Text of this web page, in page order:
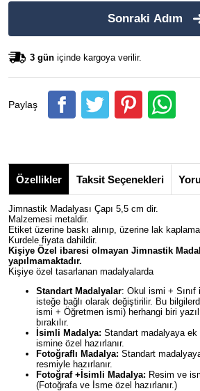
Sonraki Adım
3 gün içinde kargoya verilir.
Paylaş
Özellikler Taksit Seçenekleri
Jimnastik Madalyası Çapı 5,5 cm dir.
Malzemesi metaldir.
Etiket üzerine baskı alınıp, üzerine lak
Kurdele fiyata dahildir.
Kişiye Özel ibaresi olmayan Jimnastik
yapılmamaktadır.
Kişiye özel tasarlanan madalyalarda
Standart Madalyalar: Okul ismi +
isteğe bağlı olarak değiştirilir. Bu
ismi + Öğretmen ismi) herhangi biri
bırakılır.
İsimli Madalya: Standart madalyaya
ismine özel hazırlanır.
Fotoğraflı Madalya: Standart
resmiyle hazırlanır.
Fotoğraf +İsimli Madalya: Resim ve
(Fotoğrafa ve İsme özel hazırlanır.)